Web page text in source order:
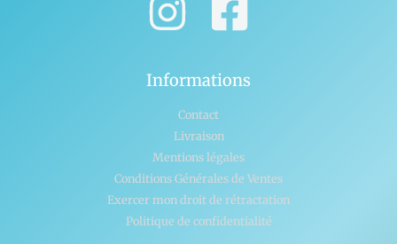
Informations
Contact
Livraison
Mentions légales
Conditions Générales de Ventes
Exercer mon droit de rétractation
Politique de confidentialité